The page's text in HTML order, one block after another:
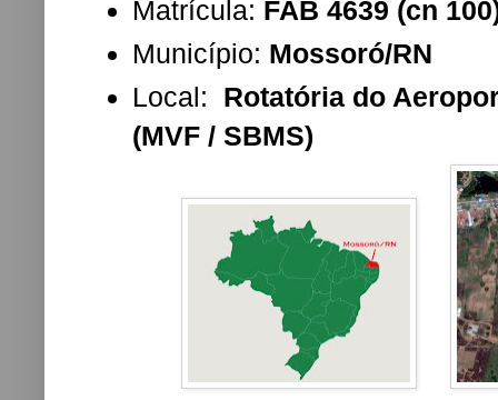
Matrícula: FAB 4639 (cn
Município: Mossoró/RN
Local: Rotatória do
(MVF / SBMS)